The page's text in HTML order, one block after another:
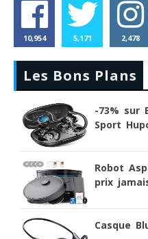
10,954 5,171 2,478
Les Bons Plans
-73% sur
Sport
Robot
prix
Casque